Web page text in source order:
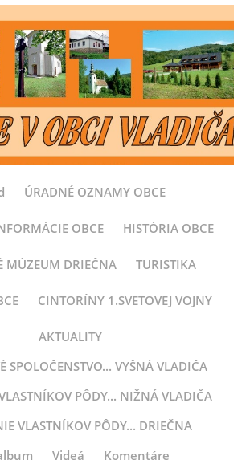
ÚRADNÉ OZNAMY OBCE
OBCE HISTÓRIA OBCE
MÚZEUM DRIEČNA TURISTIKA
CINTORÍNY 1.SVETOVEJ VOJNY
AKTUALITY
SPOLOČENSTVO... VYŠNÁ VLADIČA
PÔDY... NIŽNÁ VLADIČA
VLASTNÍKOV PÔDY... DRIEČNA
Videá Komentáre